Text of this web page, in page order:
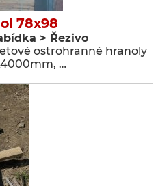
78x98
> Řezivo
ostrohranné hranoly
…